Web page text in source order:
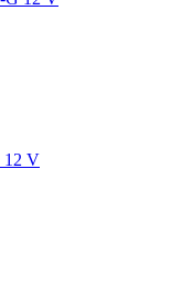
12 V